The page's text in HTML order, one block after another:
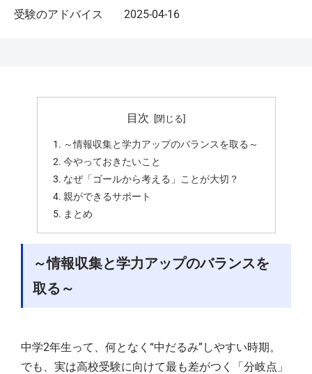
受験のアドバイス 2025-04-16
目次
～情報収集と学力アップのバランスを取る～
今やっておきたいこと
なぜ「ゴールから考える」ことが大切？
親ができるサポート
まとめ
～情報収集と学力アップのバランスを
取る～
中学2年生って、何となく“中だるみ”しやすい時期。
でも、実は高校受験に向けて最も差がつく「分岐点」